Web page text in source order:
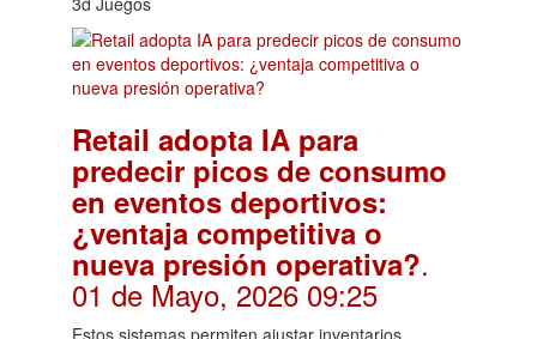
Retail adopta IA para
predecir picos de consumo
en eventos deportivos:
¿ventaja competitiva o
nueva presión operativa?.
01 de Mayo, 2026 09:25
Estos sistemas permiten ajustar inventarios,